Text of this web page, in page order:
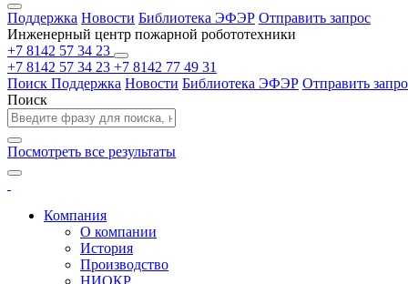
Поддержка Новости Библиотека ЭФЭР Отправить запрос
Инженерный центр пожарной робототехники
+7 8142 57 34 23
+7 8142 57 34 23 +7 8142 77 49 31
Поиск Поддержка Новости Библиотека ЭФЭР Отправить
Поиск
Посмотреть все результаты
Компания
О компании
История
Производство
НИОКР